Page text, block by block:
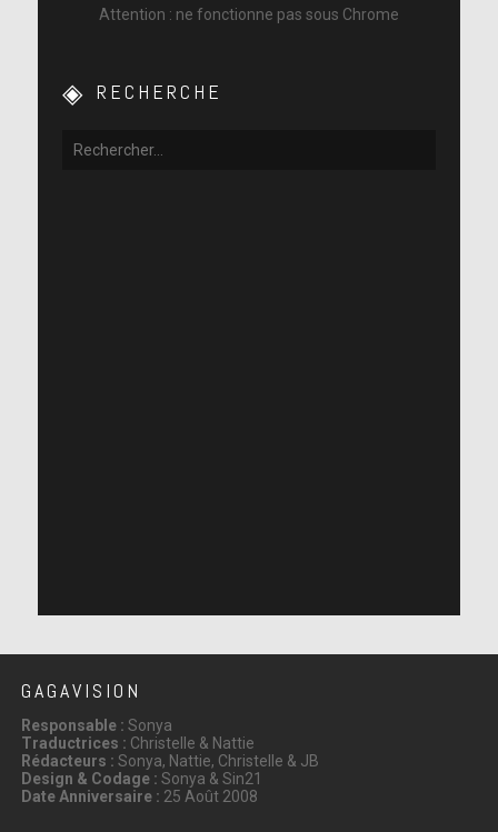
Attention : ne fonctionne pas sous Chrome
RECHERCHE
GAGAVISION
Responsable : Sonya
Traductrices : Christelle & Nattie
Rédacteurs : Sonya, Nattie, Christelle & JB
Design & Codage : Sonya & Sin21
Date Anniversaire : 25 Août 2008